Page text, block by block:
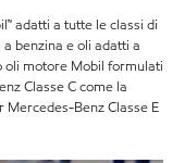
adatti a tutte le classi di
benzina e oli adatti a
oli motore Mobil formulati
Classe C come la
Benz Classe E